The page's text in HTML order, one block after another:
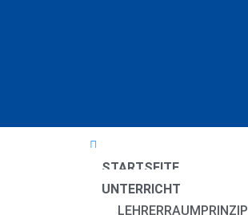
STARTSEITE
UNTERRICHT
LEHRERRAUMPRINZIP